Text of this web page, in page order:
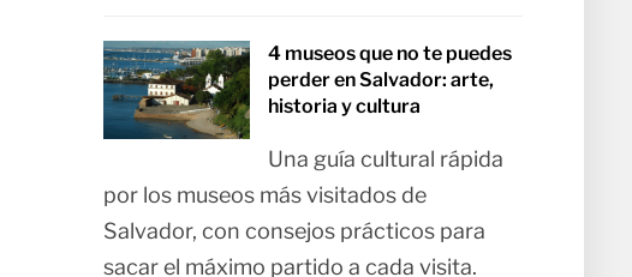
4 museos que no te puedes
perder en Salvador: arte,
historia y cultura
Una guía cultural rápida
por los museos más visitados de
Salvador, con consejos prácticos para
sacar el máximo partido a cada visita.